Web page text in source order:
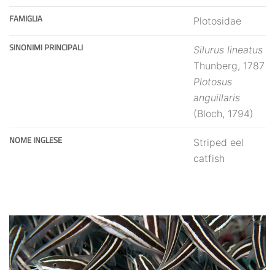
FAMIGLIA Plotosidae
SINONIMI PRINCIPALI
Silurus lineatus
Thunberg, 1787
Plotosus
anguillaris
(Bloch, 1794)
NOME INGLESE
Striped eel
catfish